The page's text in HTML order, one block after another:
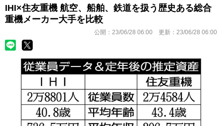
IHI×住友重機 航空、船舶、鉄道を扱う歴史ある総合
重機メーカー大手を比較
公開： 23/06/28 06:00 更新： 23/06/28 06:00